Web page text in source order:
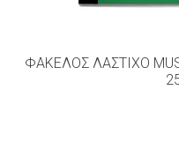
ΦΆΚΕΛΟΣ ΛΆΣΤΙΧΟ